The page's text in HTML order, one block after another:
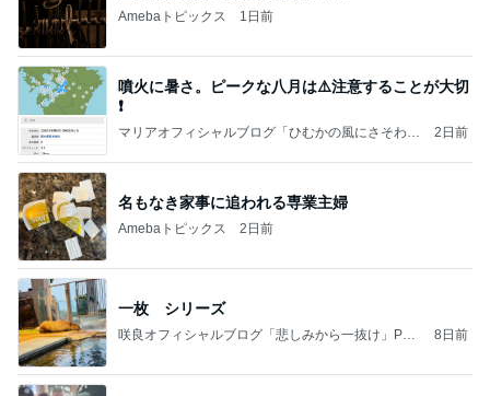
Amebaトピックス 1日前
噴火に暑さ。ピークな八月は⚠️注意することが大切
❗️
マリアオフィシャルブログ「ひむかの風にさそわれ
2日前
名もなき家事に追われる専業主婦
Amebaトピックス 2日前
一枚 シリーズ
咲良オフィシャルブログ「悲しみから一抜け」Pow
8日前